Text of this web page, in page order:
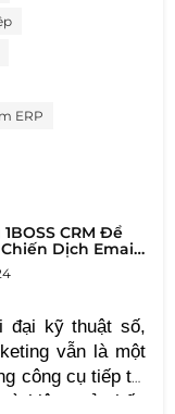
ERP
CRM Để
Dịch Email
đại kỹ thuật số,
vẫn là một
công cụ tiếp thị
hiệu quả nhất.